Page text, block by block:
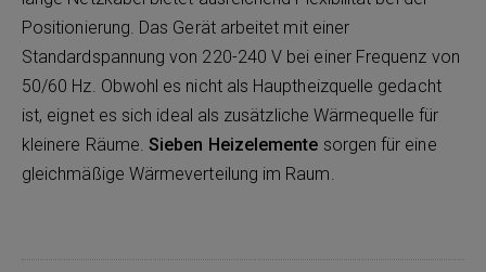
Positionierung. Das Gerät arbeitet mit einer
Standardspannung von 220-240 V bei einer Frequenz von
50/60 Hz. Obwohl es nicht als Hauptheizquelle gedacht
ist, eignet es sich ideal als zusätzliche Wärmequelle für
kleinere Räume.Sieben Heizelemente sorgen für eine
gleichmäßige Wärmeverteilung im Raum.